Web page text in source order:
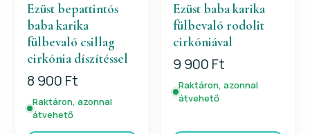
Ezüst bepattintós
baba karika
fülbevaló csillag
cirkónia díszítéssel
8 900 Ft
Raktáron, azonnal
átvehető
Ezüst baba karika
fülbevaló rodolit
cirkóniával
9 900 Ft
Raktáron, azonnal
átvehető